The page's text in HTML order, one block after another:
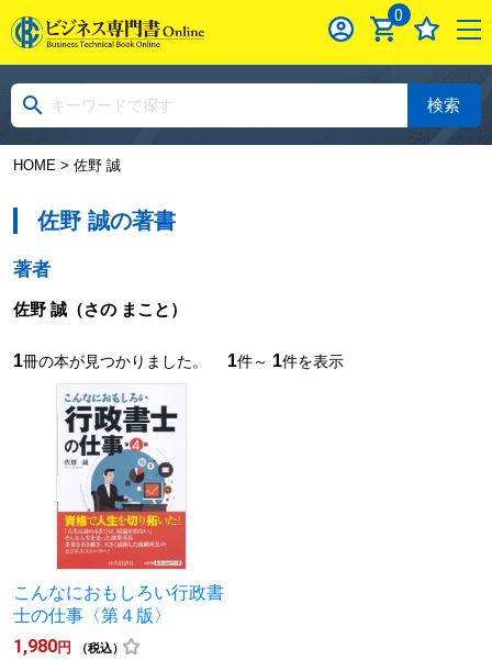
0
検索
HOME> 佐野 誠
佐野 誠の著書
著者
佐野 誠（さの まこと）
1冊の本が見つかりました。 1件～ 1件を表示
こんなにおもしろい行政書
士の仕事〈第４版〉
1,980円 （税込）